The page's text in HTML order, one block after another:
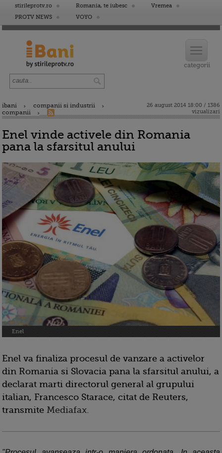
stirileprotv.ro Romania, te iubesc
Vremea
PROTV NEWS
VOYO
ibani
companii si industrii
companii
26 august 2014 18:00 / 1386
vizualizari
Enel vinde activele din Romania
pana la sfarsitul anului
Enel
Enel va finaliza procesul de vanzare a activelor
din Romania si Slovacia pana la sfarsitul anului, a
declarat marti directorul general al grupului
italian, Francesco Starace, citat de Reuters,
transmite Mediafax.